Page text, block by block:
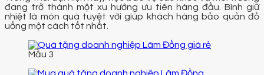
đang trở thành một xu hướng ưu tiên hàng đầu. Bình giữ
nhiệt là món quà tuyệt vời giúp khách hàng bảo quản đồ
uống một cách tốt nhất.
Mẫu 3